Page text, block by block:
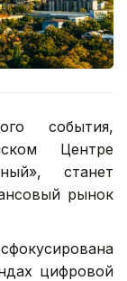
события,
Центре
станет
рынок
цифровой